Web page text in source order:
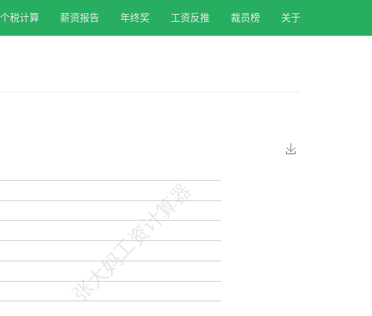
个税计算 薪资报告 年终奖 工资反推 裁员榜 关于